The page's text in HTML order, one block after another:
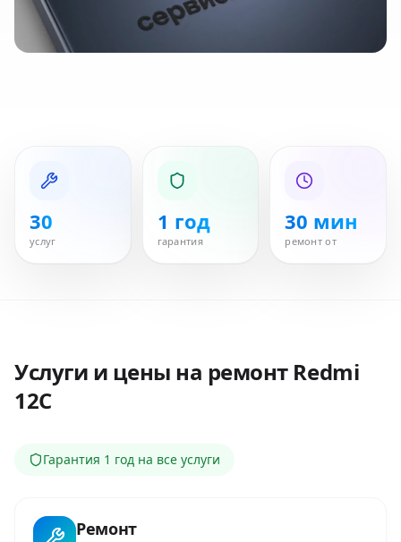
30
услуг
1 год
гарантия
30 мин
ремонт от
Услуги и цены на ремонт Redmi
12C
Гарантия 1 год на все услуги
Ремонт